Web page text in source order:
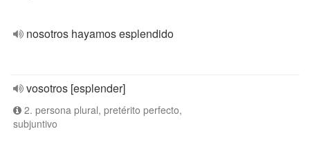
nosotros hayamos esplendido
vosotros [esplender]
2. persona plural, pretérito perfecto,
subjuntivo